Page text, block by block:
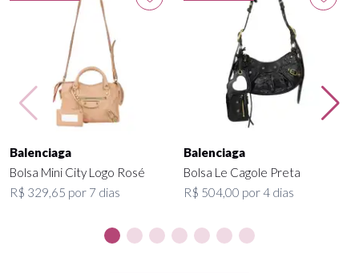
Balenciaga
Bolsa Mini City Logo Rosé
R$ 329,65 por 7 dias
Balenciaga
Bolsa Le Cagole Preta
R$ 504,00 por 4 dias